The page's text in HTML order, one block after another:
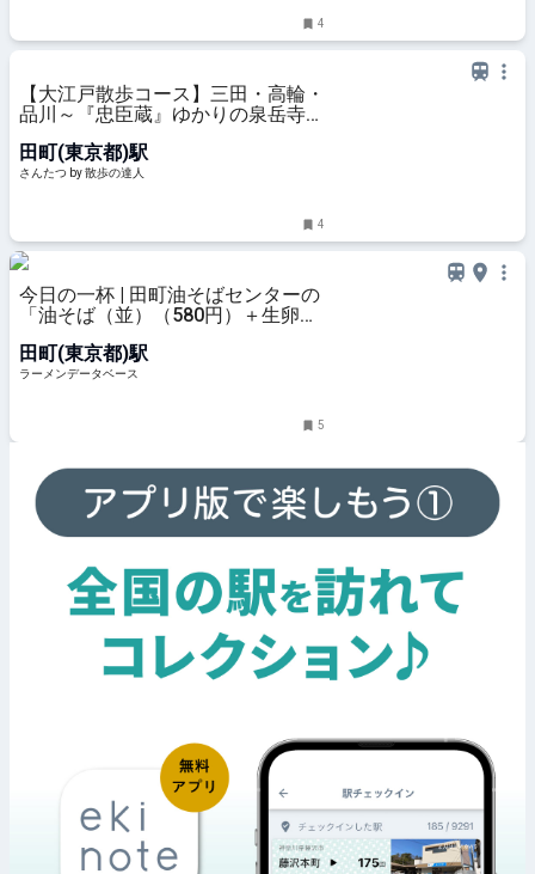
4
【大江戸散歩コース】三田・高輪・
品川～『忠臣蔵』ゆかりの泉岳寺か
んたつ by 散歩の達人
田町(東京都)駅
さんたつ by 散歩の達人
4
今日の一杯 | 田町油そばセンターの
「油そば（並）（580円）＋生卵
円）」 | ラーメンデータベース
田町(東京都)駅
ラーメンデータベース
5